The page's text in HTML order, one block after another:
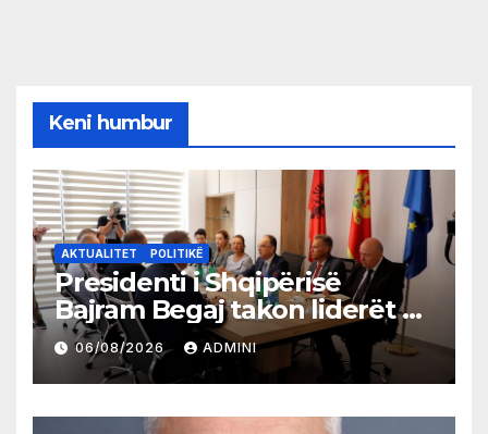
Keni humbur
AKTUALITET POLITIKË
Presidenti i Shqipërisë
Bajram Begaj takon liderët e
partive shqiptare në Ulqin
06/08/2026 ADMINI